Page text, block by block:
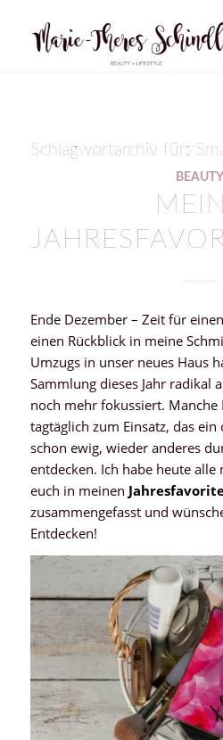
Schlagwortarchiv für:
BEAUTY
Ende Dezember – Zeit für
einen Rückblick in meine
Umzugs in unser neues Haus
Sammlung dieses Jahr radikal
noch mehr fokussiert.
tagtäglich zum Einsatz, das
schon ewig, wieder anderes
entdecken. Ich habe heute
euch in meinen
zusammengefasst und
Entdecken!